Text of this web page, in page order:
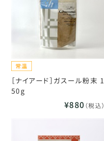
［ナイアード］ガスール粉末 1
50g
¥880 （税込）